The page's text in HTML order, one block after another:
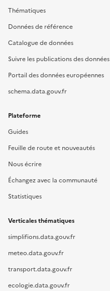
Thématiques
Données de référence
Catalogue de données
Suivre les publications des données
Portail des données européennes
schema.data.gouv.fr
Plateforme
Guides
Feuille de route et nouveautés
Nous écrire
Échangez avec la communauté
Statistiques
Verticales thématiques
simplifions.data.gouv.fr
meteo.data.gouv.fr
transport.data.gouv.fr
ecologie.data.gouv.fr